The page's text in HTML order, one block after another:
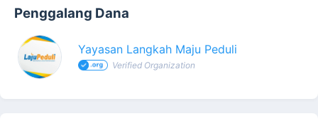
Penggalang Dana
Yayasan Langkah Maju Peduli
Verified Organization